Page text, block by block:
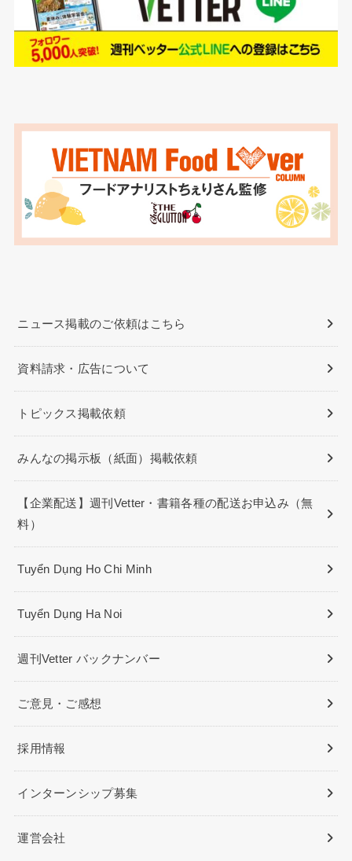
ニュース掲載のご依頼はこちら
資料請求・広告について
トピックス掲載依頼
みんなの掲示板（紙面）掲載依頼
【企業配送】週刊Vetter・書籍各種の配送お申込み（無
料）
Tuyển Dụng Ho Chi Minh
Tuyển Dụng Ha Noi
週刊Vetter バックナンバー
ご意見・ご感想
採用情報
インターンシップ募集
運営会社